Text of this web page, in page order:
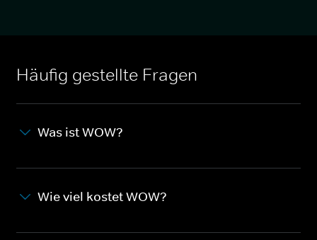
Häufig gestellte Fragen
Was ist WOW?
Wie viel kostet WOW?